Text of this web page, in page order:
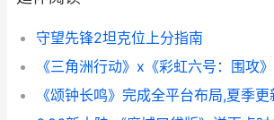
守望先锋2坦克位上分指南